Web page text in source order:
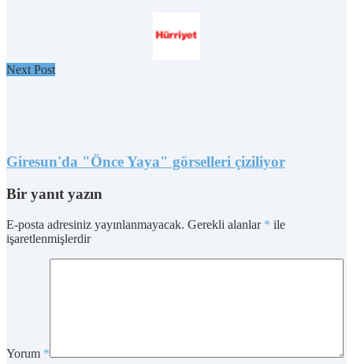
Next Post
Giresun'da "Önce Yaya" görselleri çiziliyor
Bir yanıt yazın
E-posta adresiniz yayınlanmayacak. Gerekli alanlar * ile
işaretlenmişlerdir
Yorum *